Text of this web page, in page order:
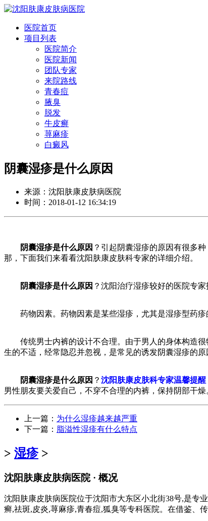
医院首页
项目列表
医院简介
医院新闻
团队专家
来院路线
青春痘
腋臭
脱发
牛皮癣
荨麻疹
白癜风
阴囊湿疹是什么原因
来源：沈阳肤康皮肤病医院
时间：2018-01-12 16:34:19
阴囊湿疹是什么原因 ？引起阴囊湿疹的原因有很多
那，下面我们来看看沈阳肤康皮肤科专家的详细介绍。
阴囊湿疹是什么原因 ？沈阳治疗湿疹较好的医院专
药物因素。药物因素是某些湿疹，尤其是湿疹型药疹
传统男士内裤的设计不合理。由于男人的身体构造很
生的不适，经常隐忍并忽视，是常见的诱发阴囊湿疹的原
阴囊湿疹是什么原因 ？ 沈阳肤康皮肤科专家温馨提醒
男性朋友要关爱自己，不穿不合理的内裤，保持阴部干
上一篇： 为什么湿疹越来越严重
下一篇： 脂溢性湿疹有什么特点
> 湿疹>
沈阳肤康皮肤病医院 · 概况
沈阳肤康皮肤病医院位于沈阳市大东区小北街38号,是专
癣,祛斑,皮炎,荨麻疹,青春痘,狐臭等专科医院。在借鉴、